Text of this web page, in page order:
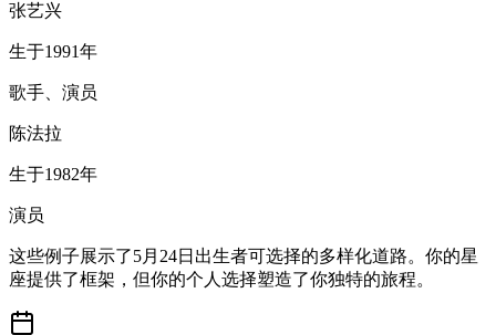
张艺兴
生于1991年
歌手、演员
陈法拉
生于1982年
演员
这些例子展示了5月24日出生者可选择的多样化道路。你的星
座提供了框架，但你的个人选择塑造了你独特的旅程。